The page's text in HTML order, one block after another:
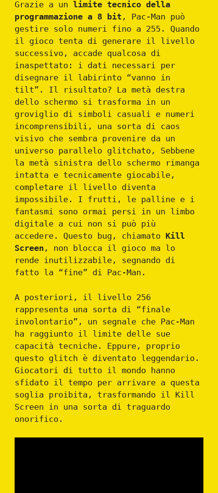
Grazie a un limite tecnico della
programmazione a 8 bit , Pac-Man può
gestire solo numeri fino a 255. Quando
il gioco tenta di generare il livello
successivo, accade qualcosa di
inaspettato: i dati necessari per
disegnare il labirinto “vanno in
tilt”. Il risultato? La metà destra
dello schermo si trasforma in un
groviglio di simboli casuali e numeri
incomprensibili, una sorta di caos
visivo che sembra provenire da un
universo parallelo glitchato, Sebbene
la metà sinistra dello schermo rimanga
intatta e tecnicamente giocabile,
completare il livello diventa
impossibile. I frutti, le palline e i
fantasmi sono ormai persi in un limbo
digitale a cui non si può più
accedere. Questo bug, chiamato Kill
Screen , non blocca il gioco ma lo
rende inutilizzabile, segnando di
fatto la “fine” di Pac-Man.
A posteriori, il livello 256
rappresenta una sorta di “finale
involontario”, un segnale che Pac-Man
ha raggiunto il limite delle sue
capacità tecniche. Eppure, proprio
questo glitch è diventato leggendario.
Giocatori di tutto il mondo hanno
sfidato il tempo per arrivare a questa
soglia proibita, trasformando il Kill
Screen in una sorta di traguardo
onorifico.